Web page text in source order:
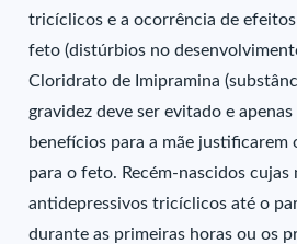
tricíclicos e a ocorrência de
feto (distúrbios no
Cloridrato de Imipramina
gravidez deve ser evitado e
benefícios para a mãe justificarem
para o feto. Recém-nascidos cujas
antidepressivos tricíclicos até o
durante as primeiras horas ou os